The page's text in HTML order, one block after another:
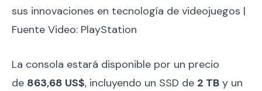
sus innovaciones en tecnología de videojuegos |
Fuente Video: PlayStation
La consola estará disponible por un precio
de 863,68 US$, incluyendo un SSD de 2 TB y un